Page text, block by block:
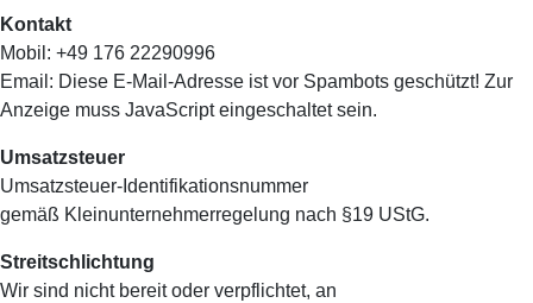
Kontakt
Mobil: +49 176 22290996
Email: Diese E-Mail-Adresse ist vor Spambots geschützt! Zur
Anzeige muss JavaScript eingeschaltet sein.
Umsatzsteuer
Umsatzsteuer-Identifikationsnummer
gemäß Kleinunternehmerregelung nach §19 UStG.
Streitschlichtung
Wir sind nicht bereit oder verpflichtet, an